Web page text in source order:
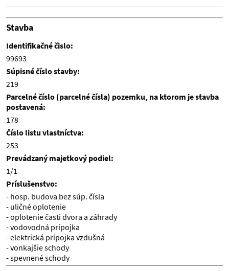
Stavba
Identifikačné čislo:
99693
Súpisné číslo stavby:
219
Parcelné číslo (parcelné čísla) pozemku, na ktorom je stavba
postavená:
178
Číslo listu vlastníctva:
253
Prevádzaný majetkový podiel:
1/1
Príslušenstvo:
- hosp. budova bez súp. čísla
- uličné oplotenie
- oplotenie časti dvora a záhrady
- vodovodná prípojka
- elektrická prípojka vzdušná
- vonkajšie schody
- spevnené schody